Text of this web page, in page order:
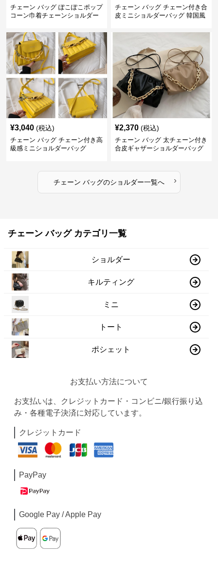
チェーン バッグ ぽこぽこポップ
コーン巾着チェーンショルダー
チェーン バッグ チェーン付き合
皮ミニショルダーバッグ 韓国風
¥3,040 (税込)
チェーン バッグ チェーン付き高
級感ミニショルダーバッグ
¥2,370 (税込)
チェーン バッグ 太チェーン付き
合皮ギャザーショルダーバッグ
チェーン バッグのショルダー一覧へ ›
チェーン バッグ カテゴリ一覧
ショルダー
キルティング
ミニ
トート
ポシェット
お支払い方法について
お支払いは、クレジットカード・コンビニ/銀行振り込
み・各種電子決済に対応しています。
クレジットカード
PayPay
Google Pay / Apple Pay